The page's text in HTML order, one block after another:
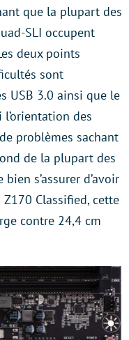
que la plupart des
SLI occupent
deux points
sont
USB 3.0 ainsi que le
des
problèmes sachant
de la plupart des
s’assurer d’avoir
Classified, cette
contre 24,4 cm